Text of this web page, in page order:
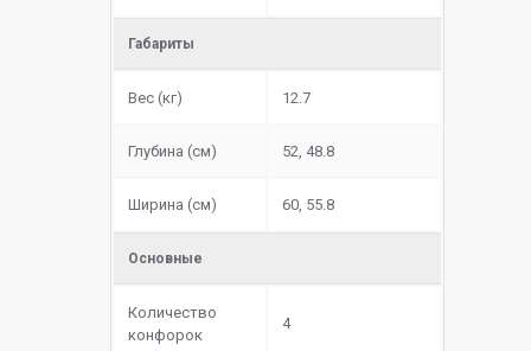
Габариты
Вес (кг) 12.7
Глубина (см) 52, 48.8
Ширина (см) 60, 55.8
Основные
Количество
конфорок
4